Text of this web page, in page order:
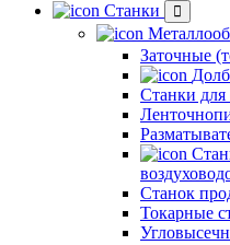
Станки
Заточные
Станки для
Станок
Токарные